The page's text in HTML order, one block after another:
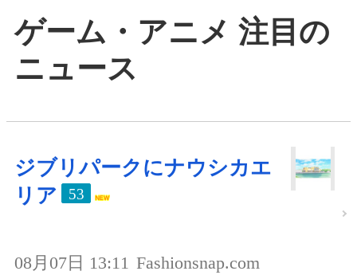
ゲーム・アニメ 注目の
ニュース
ジブリパークにナウシカエ
リア
53
08月07日 13:11 Fashionsnap.com